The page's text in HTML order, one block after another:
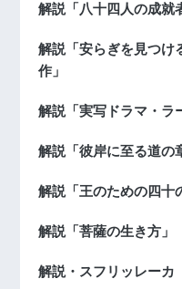
解説「八十四人の成就
解説「安らぎを見つけ
作」
解説「実写ドラマ・ラ
解説「彼岸に至る道の
解説「王のための四十
解説「菩薩の生き方」
解説・スフリッレーカ